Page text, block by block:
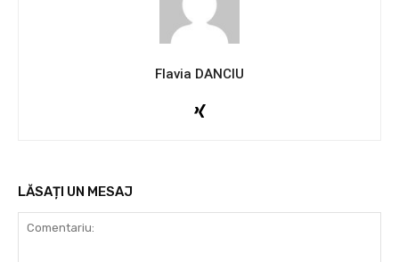
Flavia DANCIU
LĂSAȚI UN MESAJ